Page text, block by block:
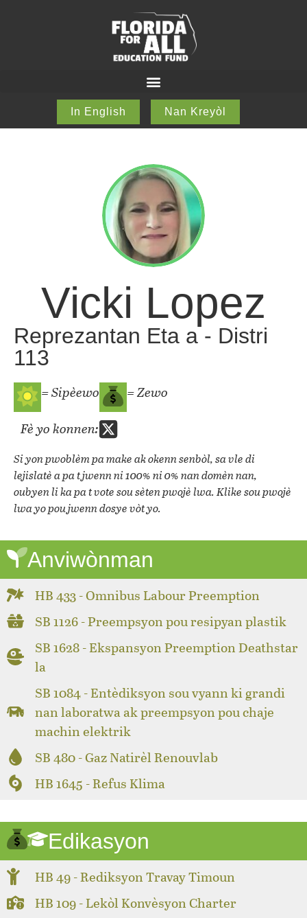
In English Nan Kreyòl
Vicki Lopez
Reprezantan Eta a - Distri
113
= Sipèewo
= Zewo
Fè yo konnen:
Si yon pwoblèm pa make ak okenn senbòl, sa vle di
lejislatè a pa t jwenn ni 100% ni 0% nan domèn nan,
oubyen li ka pa t vote sou sèten pwojè lwa. Klike sou pwojè
lwa yo pou jwenn dosye vòt yo.
Anviwònman
HB 433 - Omnibus Labour Preemption
SB 1126 - Preempsyon pou resipyan plastik
SB 1628 - Ekspansyon Preemption Deathstar
la
SB 1084 - Entèdiksyon sou vyann ki grandi
nan laboratwa ak preempsyon pou chaje
machin elektrik
SB 480 - Gaz Natirèl Renouvlab
HB 1645 - Refus Klima
Edikasyon
HB 49 - Rediksyon Travay Timoun
HB 109 - Lekòl Konvèsyon Charter